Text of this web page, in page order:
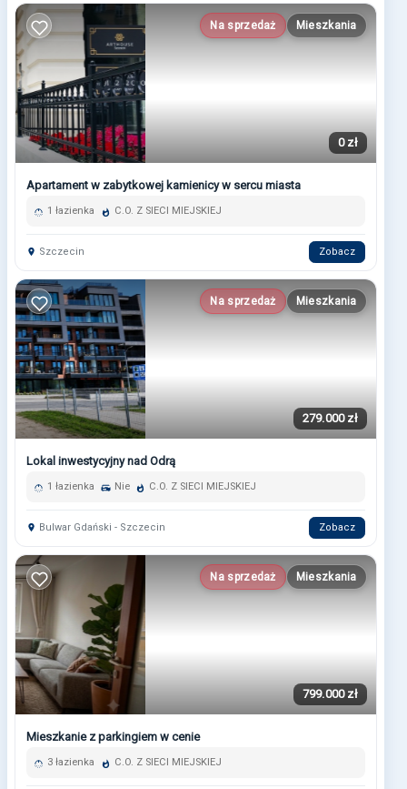
Na sprzedaż Mieszkania
0 zł
Apartament w zabytkowej kamienicy w sercu miasta
1 łazienka C.O. Z SIECI MIEJSKIEJ
Szczecin Zobacz
Na sprzedaż Mieszkania
279.000 zł
Lokal inwestycyjny nad Odrą
1 łazienka Nie C.O. Z SIECI MIEJSKIEJ
Bulwar Gdański - Szczecin Zobacz
Na sprzedaż Mieszkania
799.000 zł
Mieszkanie z parkingiem w cenie
3 łazienka C.O. Z SIECI MIEJSKIEJ